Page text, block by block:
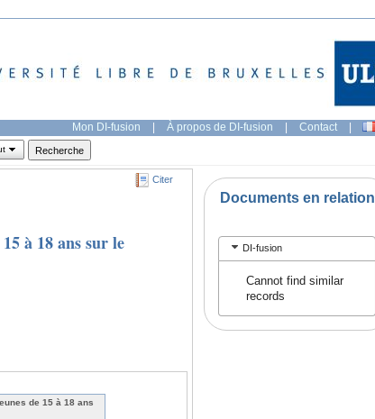
Mon DI-fusion | À propos de DI-fusion | Contact |
Citer
à 18 ans sur le
de 15 à 18 ans
Documents en relation
DI-fusion
Cannot find similar
records